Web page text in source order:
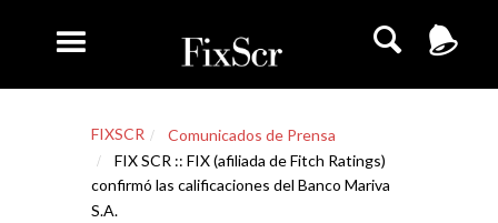
FIXSCR
Comunicados de Prensa
FIX SCR :: FIX (afiliada de Fitch Ratings)
confirmó las calificaciones del Banco Mariva
S.A.